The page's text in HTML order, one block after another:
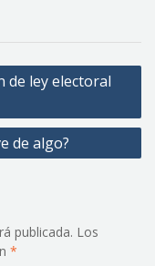
de ley electoral
de algo?
publicada. Los
*